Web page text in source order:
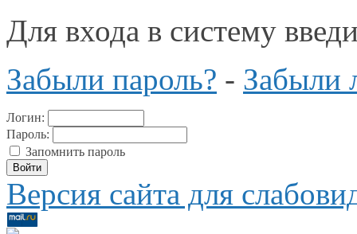
Для входа в систему
Забыли пароль? - Забыли
Логин:
Пароль:
Запомнить пароль
Версия сайта для